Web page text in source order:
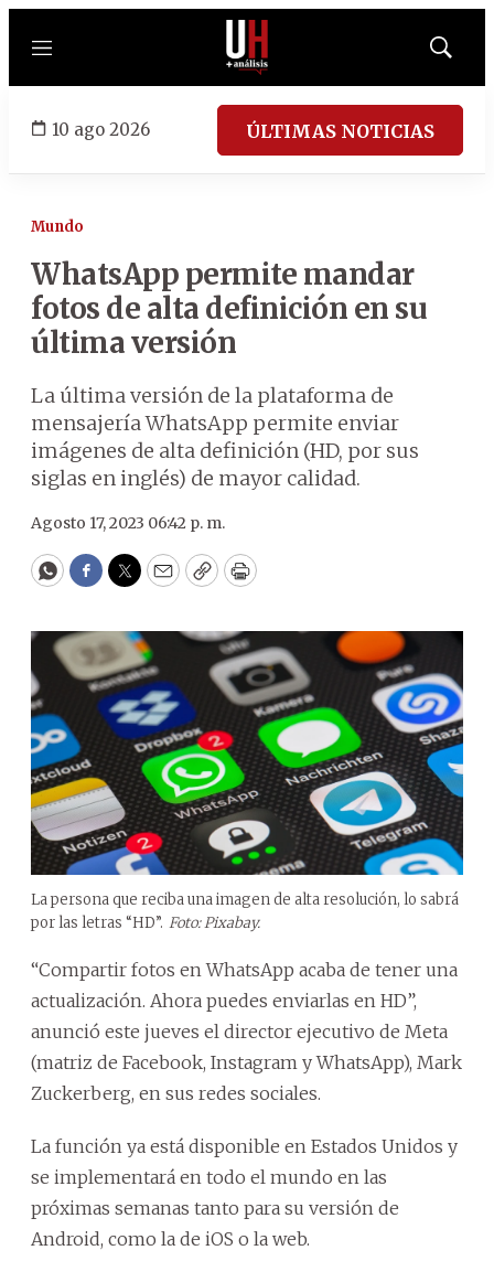
Menú
Mostrar
10 ago 2026 ÚLTIMAS NOTICIAS
Mundo
WhatsApp permite mandar
fotos de alta definición en su
última versión
La última versión de la plataforma de
mensajería WhatsApp permite enviar
imágenes de alta definición (HD, por sus
siglas en inglés) de mayor calidad.
Agosto 17, 2023 06:42 p. m.
WhatsApp
Facebook
Twitter
EmailCopyPrint
La persona que reciba una imagen de alta resolución, lo sabrá
por las letras “HD”. Foto: Pixabay.
“Compartir fotos en WhatsApp acaba de tener una
actualización. Ahora puedes enviarlas en HD”,
anunció este jueves el director ejecutivo de Meta
(matriz de Facebook, Instagram y WhatsApp), Mark
Zuckerberg, en sus redes sociales.
La función ya está disponible en Estados Unidos y
se implementará en todo el mundo en las
próximas semanas tanto para su versión de
Android, como la de iOS o la web.